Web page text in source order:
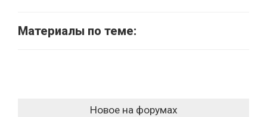
Материалы по теме:
Новое на форумах